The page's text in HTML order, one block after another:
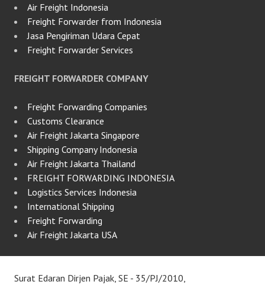
Air Freight Indonesia
Freight Forwarder from Indonesia
Jasa Pengiriman Udara Cepat
Freight Forwarder Services
FREIGHT FORWARDER COMPANY
Freight Forwarding Companies
Customs Clearance
Air Freight Jakarta Singapore
Shipping Company Indonesia
Air Freight Jakarta Thailand
FREIGHT FORWARDING INDONESIA
Logistics Services Indonesia
International Shipping
Freight Forwarding
Air Freight Jakarta USA
Surat Edaran Dirjen Pajak, SE - 35/PJ/2010,